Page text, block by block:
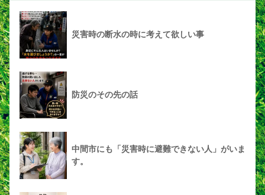
災害時の断水の時に考えて欲しい事
防災のその先の話
中間市にも「災害時に避難できない人」がいま
す。